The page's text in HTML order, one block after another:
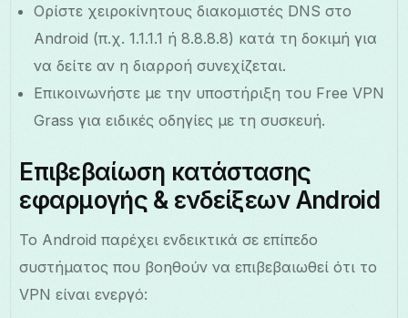
Ορίστε χειροκίνητους διακομιστές DNS στο
Android (π.χ. 1.1.1.1 ή 8.8.8.8) κατά τη δοκιμή για
να δείτε αν η διαρροή συνεχίζεται.
Επικοινωνήστε με την υποστήριξη του Free VPN
Grass για ειδικές οδηγίες με τη συσκευή.
Επιβεβαίωση κατάστασης
εφαρμογής & ενδείξεων Android
Το Android παρέχει ενδεικτικά σε επίπεδο
συστήματος που βοηθούν να επιβεβαιωθεί ότι το
VPN είναι ενεργό: